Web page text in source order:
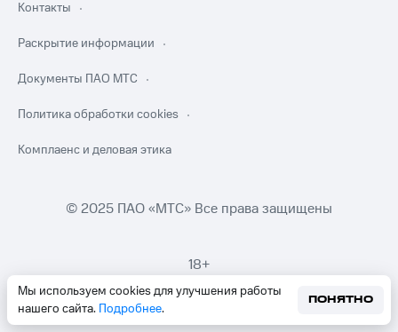
Мы используем cookies для улучшения работы
нашего сайта. Подробнее.
ПОНЯТНО
Контакты
Раскрытие информации
Документы ПАО МТС
Политика обработки cookies
Комплаенс и деловая этика
© 2025 ПАО «МТС» Все права защищены
18+